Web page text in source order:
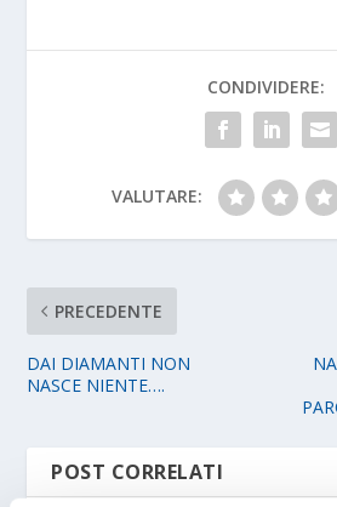
CONDIVIDERE:
VALUTARE:
PRECEDENTE
DAI DIAMANTI NON
NASCE NIENTE….
POST CORRELATI